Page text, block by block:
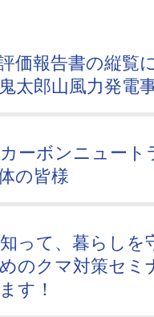
価報告書の縦覧
太郎山風力発電事
ーボンニュート
の皆様
知って、暮らし
のクマ対策セミ
す！